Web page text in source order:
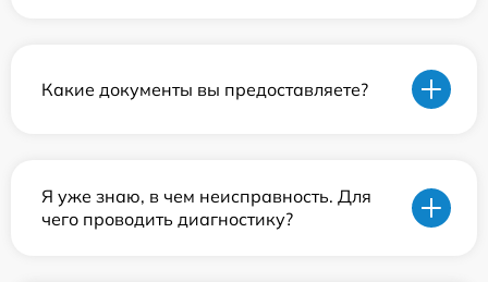
Какие документы вы предоставляете?
Я уже знаю, в чем неисправность. Для
чего проводить диагностику?